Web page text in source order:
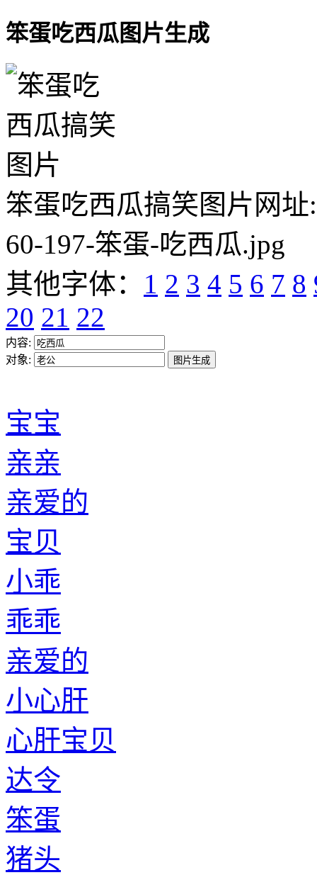
笨蛋吃西瓜图片生成
笨蛋吃西瓜搞笑图片网址
60-197-笨蛋-吃西瓜.jpg
其他字体： 1 2 3 4 5 6 7 8
20 21 22
内容:
对象:
宝宝
亲亲
亲爱的
宝贝
小乖
乖乖
亲爱的
小心肝
心肝宝贝
达令
笨蛋
猪头